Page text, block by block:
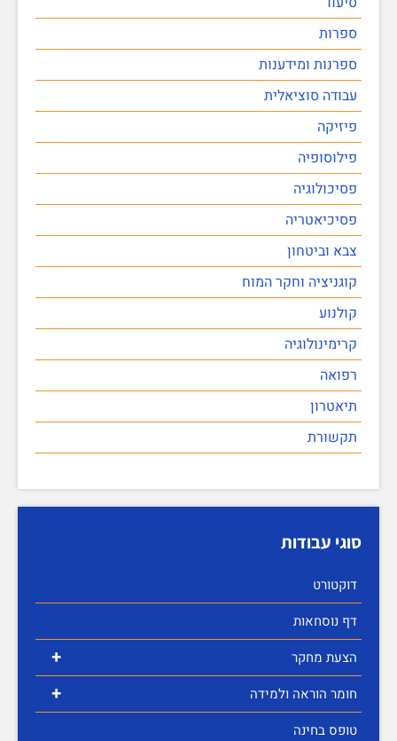
ספרות
ספרנות ומידענות
עבודה סוציאלית
פיזיקה
פילוסופיה
פסיכולוגיה
פסיכיאטריה
צבא וביטחון
קוגניציה וחקר המוח
קולנוע
קרימינולוגיה
רפואה
תיאטרון
תקשורת
סוגי עבודות
דוקטורט
דף נוסחאות
+ הצעת מחקר
+
חומר הוראה ולמידה
טופס בחינה